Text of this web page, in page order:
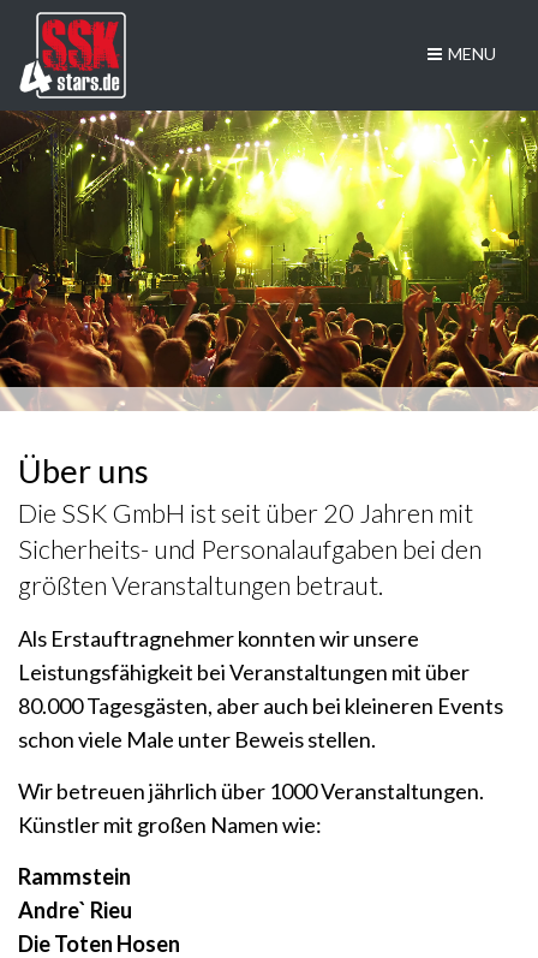
MENU
Über uns
Die SSK GmbH ist seit über 20 Jahren mit
Sicherheits- und Personalaufgaben bei den
größten Veranstaltungen betraut.
Als Erstauftragnehmer konnten wir unsere
Leistungsfähigkeit bei Veranstaltungen mit über
80.000 Tagesgästen, aber auch bei kleineren Events
schon viele Male unter Beweis stellen.
Wir betreuen jährlich über 1000 Veranstaltungen.
Künstler mit großen Namen wie:
Rammstein
Andre` Rieu
Die Toten Hosen